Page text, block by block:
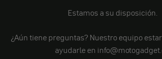
Estamos a su disposición.
¿Aún tiene preguntas? Nuestro equipo
ayudarle en